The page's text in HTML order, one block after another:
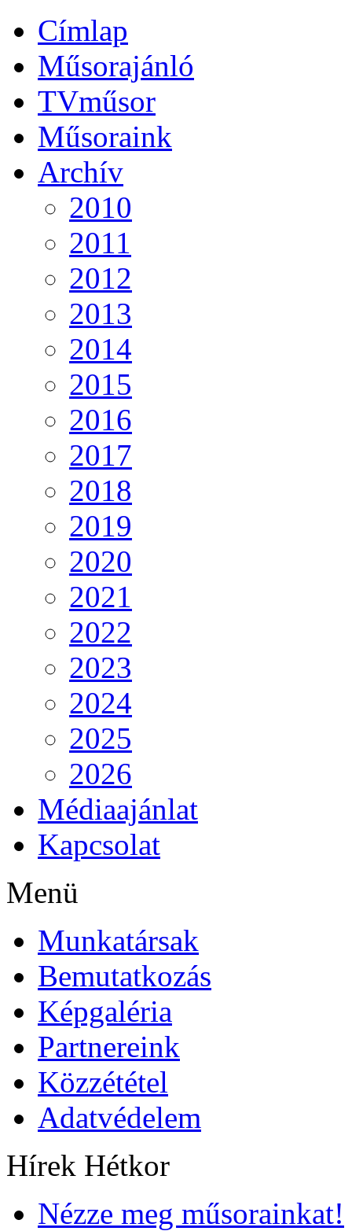
Címlap
Műsorajánló
TVműsor
Műsoraink
Archív
2010
2011
2012
2013
2014
2015
2016
2017
2018
2019
2020
2021
2022
2023
2024
2025
2026
Médiaajánlat
Kapcsolat
Menü
Munkatársak
Bemutatkozás
Képgaléria
Partnereink
Közzététel
Adatvédelem
Hírek Hétkor
Nézze meg műsorainkat!